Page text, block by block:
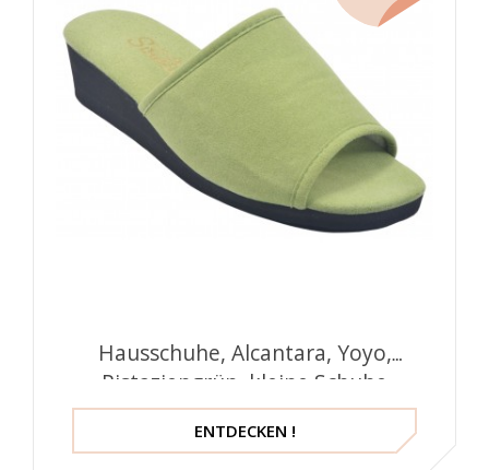
Hausschuhe, Alcantara, Yoyo,
Pistaziengrün, kleine Schuhe
ENTDECKEN !